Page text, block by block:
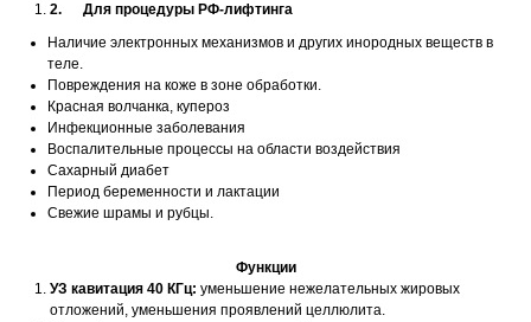
2. Для процедуры РФ-лифтинга
Наличие электронных механизмов и других инородных веществ в
теле.
Повреждения на коже в зоне обработки.
Красная волчанка, купероз
Инфекционные заболевания
Воспалительные процессы на области воздействия
Сахарный диабет
Период беременности и лактации
Свежие шрамы и рубцы.
Функции
УЗ кавитация 40 КГц: уменьшение нежелательных жировых
отложений, уменьшения проявлений целлюлита.